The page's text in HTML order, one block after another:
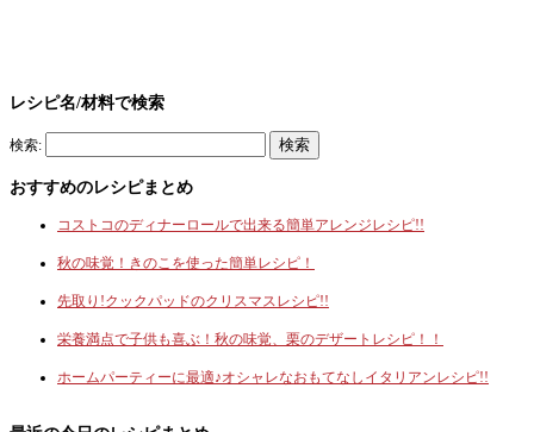
レシピ名/材料で検索
検索:
おすすめのレシピまとめ
コストコのディナーロールで出来る簡単アレンジレシピ!!
秋の味覚！きのこを使った簡単レシピ！
先取り!クックパッドのクリスマスレシピ!!
栄養満点で子供も喜ぶ！秋の味覚、栗のデザートレシピ！！
ホームパーティーに最適♪オシャレなおもてなしイタリアンレシピ!!